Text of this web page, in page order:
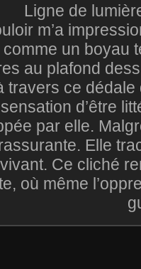
Ligne de
m’a
comme un boyau
au plafond
travers ce
d’être
par elle.
Elle
Ce cliché
où même